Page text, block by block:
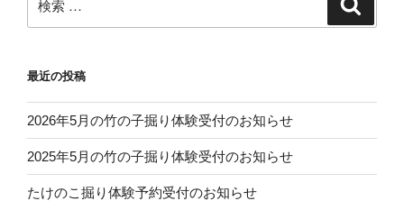
索:
最近の投稿
2026年5月の竹の子掘り体験受付のお知らせ
2025年5月の竹の子掘り体験受付のお知らせ
たけのこ掘り体験予約受付のお知らせ